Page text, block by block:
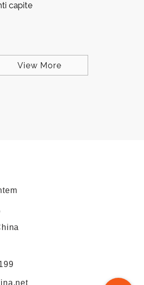
capite
View More